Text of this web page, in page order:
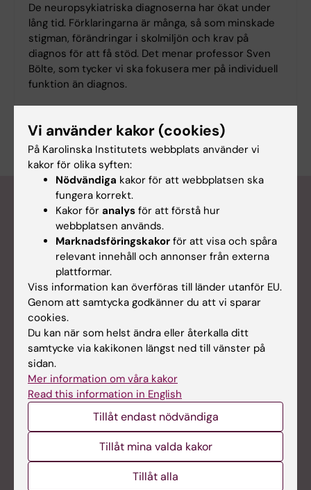
De neuropsykiatriska diagnoserna har ökat under
lång tid. Förklaringarna är många, så som minskade
stigman, förändringar i skolmiljön och krav på
diagnos för att få stöd. Det menar professor Sven
Bölte, som tycker vi ska fokusera mer på individuell
funktion än diagnos.
Nyheter i urval
Adhd-läkemedel kopplas till lägre risk för
självmordsförsök, missbruk och kriminalitet
Personer som tar medicin för sin adhd har lägre
risk för självmordsförsök, missbruk, trafikolyckor
och kriminalitet än personer med adhd som inte
medicinerar. Det visar en ny studie av forskare från
Vi använder kakor (cookies)
På Karolinska Institutets webbplats använder vi
kakor för olika syften:
Nödvändiga kakor för att webbplatsen ska
fungera korrekt.
Kakor för analys för att förstå hur
webbplatsen används.
Marknadsföringskakor för att visa och spåra
relevant innehåll och annonser från externa
plattformar.
Viss information kan överföras till länder utanför EU.
Genom att samtycka godkänner du att vi sparar
cookies.
Du kan när som helst ändra eller återkalla ditt
samtycke via kakikonen längst ned till vänster på
sidan.
Mer information om våra kakor
Read this information in English
Tillåt endast nödvändiga
Tillåt mina valda kakor
Tillåt alla